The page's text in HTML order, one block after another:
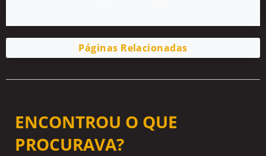
Páginas Relacionadas
ENCONTROU O QUE
PROCURAVA?